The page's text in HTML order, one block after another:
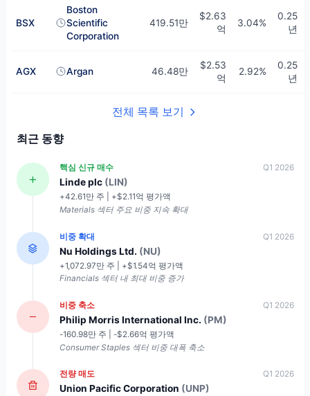
BSX
Boston
Scientific
Corporation
419.51만
$2.63
억
3.04%
0.25
년
AGX Argan 46.48만
$2.53
억
2.92%
0.25
년
전체 목록 보기
최근 동향
핵심 신규 매수
Linde plc (LIN)
+42.61만 주 | +$2.11억 평가액
Materials 섹터 주요 비중 지속 확대
Q1 2026
비중 확대
Nu Holdings Ltd. (NU)
+1,072.97만 주 | +$1.54억 평가액
Financials 섹터 내 최대 비중 증가
Q1 2026
비중 축소
Philip Morris International Inc. (PM)
-160.98만 주 | -$2.66억 평가액
Consumer Staples 섹터 비중 대폭 축소
Q1 2026
전량 매도
Union Pacific Corporation (UNP)
Q1 2026